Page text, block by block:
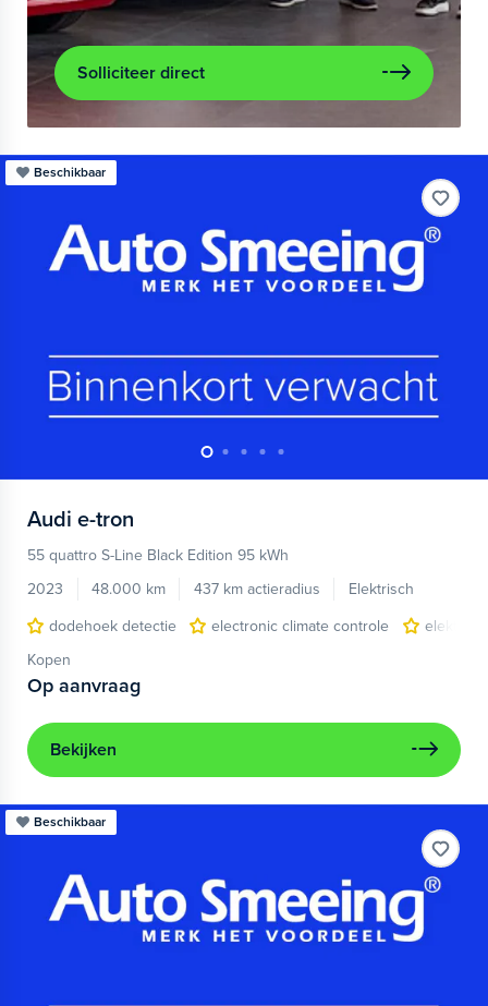
Solliciteer direct
Beschikbaar
Audi e-tron
55 quattro S-Line Black Edition 95 kWh
2023
48.000 km 437 km actieradius
Elektrisch
dodehoek detectie
electronic climate controle
Kopen
Op aanvraag
Bekijken
Beschikbaar